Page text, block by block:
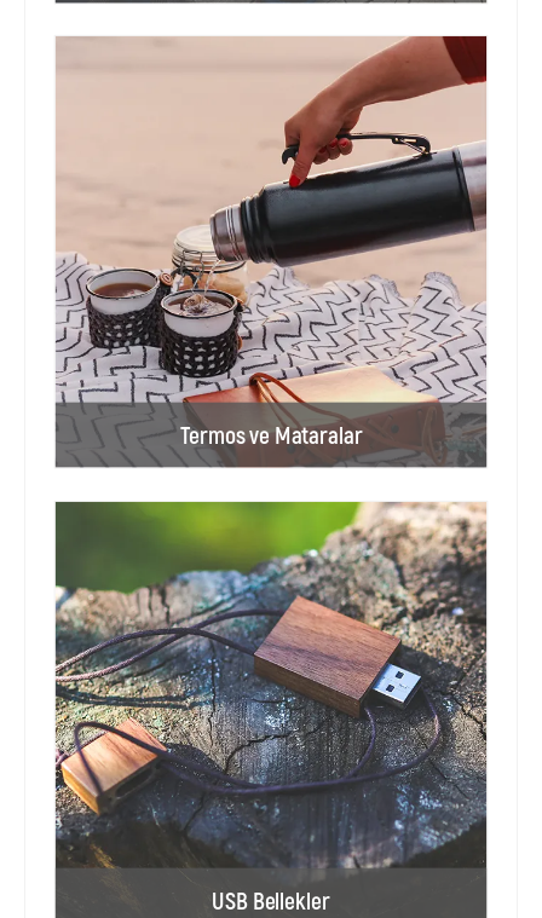
Termos ve Mataralar
USB Bellekler